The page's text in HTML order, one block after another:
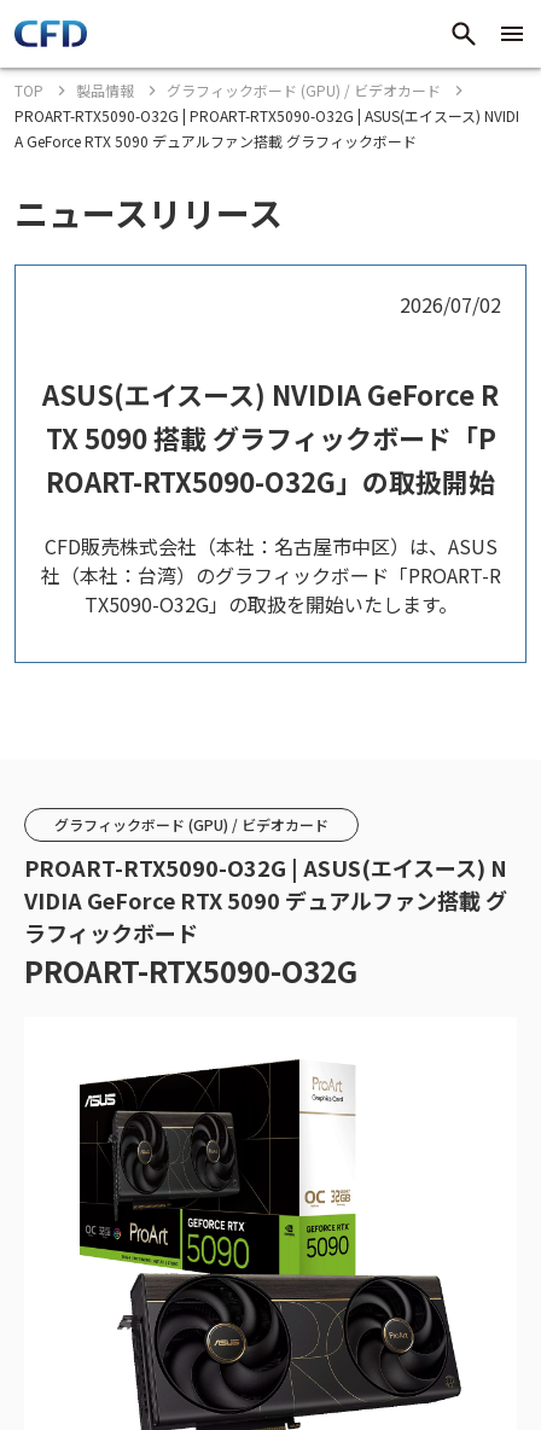
TOP 製品情報
グラフィックボード (GPU) / ビデオカード
PROART-RTX5090-O32G | PROART-RTX5090-O32G | ASUS(エイスース) NVIDI
A GeForce RTX 5090 デュアルファン搭載 グラフィックボード
ニュースリリース
2026/07/02
ASUS(エイスース) NVIDIA GeForce R
TX 5090 搭載 グラフィックボード「P
ROART-RTX5090-O32G」の取扱開始
CFD販売株式会社（本社：名古屋市中区）は、ASUS
社（本社：台湾）のグラフィックボード「PROART-R
TX5090-O32G」の取扱を開始いたします。
グラフィックボード (GPU) / ビデオカード
PROART-RTX5090-O32G | ASUS(エイスース) N
VIDIA GeForce RTX 5090 デュアルファン搭載 グ
ラフィックボード
PROART-RTX5090-O32G